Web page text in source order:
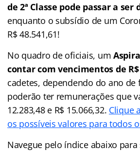
de 2ª Classe pode passar a ser
enquanto o subsídio de um
R$ 48.541,61!
No quadro de oficiais, um
contar com vencimentos de R$
cadetes, dependendo do ano de
poderão ter remunerações que
12.283,48 e R$ 15.066,32. Clique
os possíveis valores para todos
Navegue pelo índice abaixo